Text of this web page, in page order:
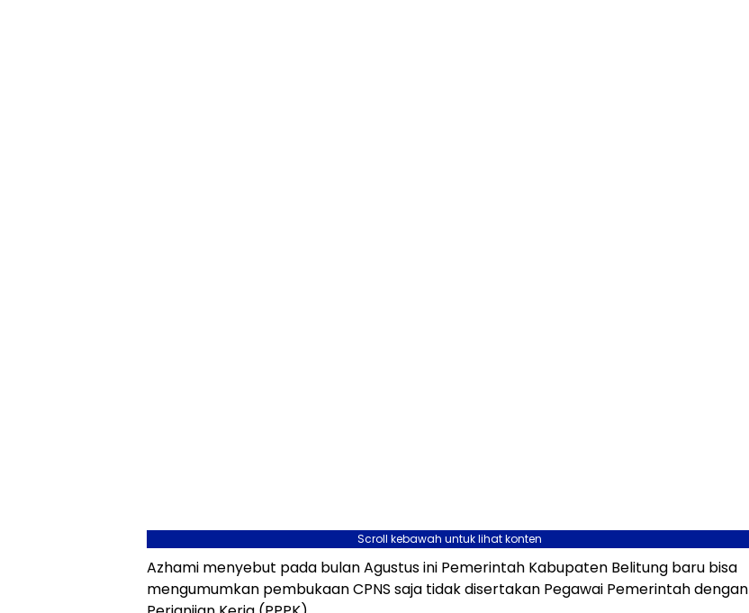
Terdepan Menyorot Fakta.
Scroll kebawah untuk lihat konten
Azhami menyebut pada bulan Agustus ini Pemerintah Kabupaten Belitung baru bisa
mengumumkan pembukaan CPNS saja tidak disertakan Pegawai Pemerintah dengan